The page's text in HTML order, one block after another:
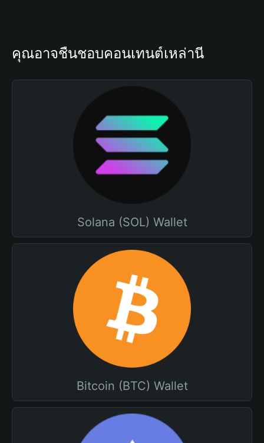
คุณอาจชื่นชอบคอนเทนต์เหล่านี้
Solana (SOL) Wallet
Bitcoin (BTC) Wallet